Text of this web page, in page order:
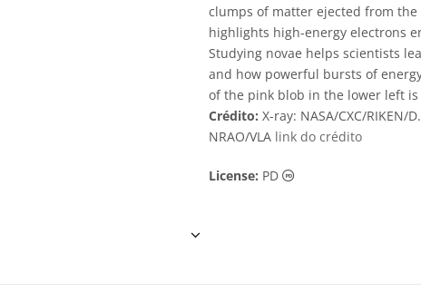
clumps of matter ejected from
highlights high-energy electrons
Studying novae helps scientists
and how powerful bursts of
of the pink blob in the lower left is
Crédito: X-ray: NASA/CXC/RIKEN/
NRAO/VLA link do crédito
License: PD Domínio Público